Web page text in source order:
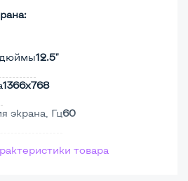
дюймы12.5"
1366x768
экрана, Гц60
товара